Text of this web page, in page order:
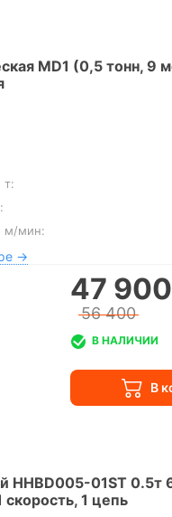
MD1 (0,5 тонн, 9
т:
м/мин:
→
HHBD005-01ST 0.5т
1 цепь
47
56 400
В НАЛИЧИИ